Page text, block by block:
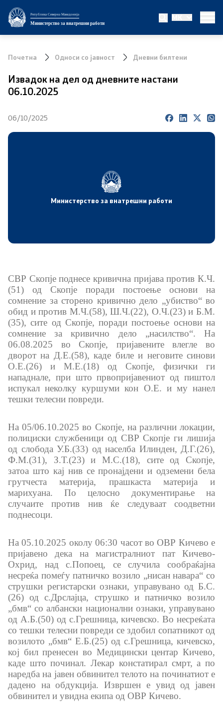
Република Северна Македонија
Министерство за внатрешни работи
MK
Министерство
Заменик министер
Државен секретар
Дисциплински и судски постапки
Меѓународна соработка
Безбедност на класифицирани информации и
соработка со НАТО
Информатика и телекомуникации
Финансии
Општи и заеднички работи
Прекршоци
Сајбер безбедност
Анализи и статистики
Збирна анализа
Гранични работи
Проекти и кампањи
Проекти
Кампањи
Превенција
Легислатива
Закони
Почетна Односи со јавност Дневни билтени
Извадок на дел од дневните настани
06.10.2025
06/10/2025
Министерство за внатрешни работи
СВР Скопје поднесе кривична пријава против К.Ч.
(51) од Скопје поради постоење основи на
сомнение за сторено кривично дело „убиство“ во
обид и против М.Ч.(58), Ш.Ч.(22), О.Ч.(23) и Б.М.
(35), сите од Скопје, поради постоење основи на
сомнение за кривично дело „насилство“. На
06.08.2025 во Скопје, пријавените влегле во
дворот на Д.Е.(58), каде биле и неговите синови
О.Е.(26) и М.Е.(18) од Скопје, физички ги
нападнале, при што првопријавениот од пиштол
испукал неколку куршуми кон О.Е. и му нанел
тешки телесни повреди.
На 05/06.10.2025 во Скопје, на различни локации,
полициски службеници од СВР Скопје ги лишија
од слобода У.Б.(33) од населба Илинден, Д.Г.(26),
Ф.М.(31), З.Т.(23) и М.С.(18), сите од Скопје,
затоа што кај нив се пронајдени и одземени бела
грутчеста материја, прашкаста материја и
марихуана. По целосно документирање на
случаите против нив ќе следуваат соодветни
поднесоци.
На 05.10.2025 околу 06:30 часот во ОВР Кичево е
пријавено дека на магистралниот пат Кичево-
Охрид, над с.Попоец, се случила сообраќајна
несреќа помеѓу патничко возило „нисан навара“ со
струшки регистарски ознаки, управувано од Б.С.
(26) од с.Дрслајца, струшко и патничко возило
„бмв“ со албански национални ознаки, управувано
од А.Б.(50) од с.Грешница, кичевско. Во несреќата
со тешки телесни повреди се здобил сопатникот од
возилото „бмв“ Е.Б.(25) од с.Грешница, кичевско,
кој бил пренесен во Медицински центар Кичево,
каде што починал. Лекар констатирал смрт, а по
наредба на јавен обвинител телото на починатиот е
дадено на обдукција. Извршен е увид од јавен
обвинител и увидна екипа од ОВР Кичево.